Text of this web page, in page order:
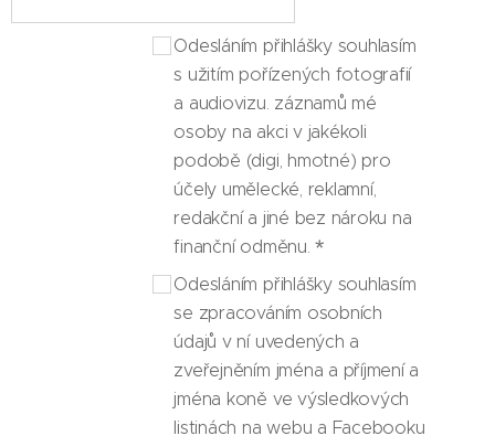
Odesláním přihlášky souhlasím
s užitím pořízených fotografií
a audiovizu. záznamů mé
osoby na akci v jakékoli
podobě (digi, hmotné) pro
účely umělecké, reklamní,
redakční a jiné bez nároku na
finanční odměnu.
Odesláním přihlášky souhlasím
se zpracováním osobních
údajů v ní uvedených a
zveřejněním jména a příjmení a
jména koně ve výsledkových
listinách na webu a Facebooku